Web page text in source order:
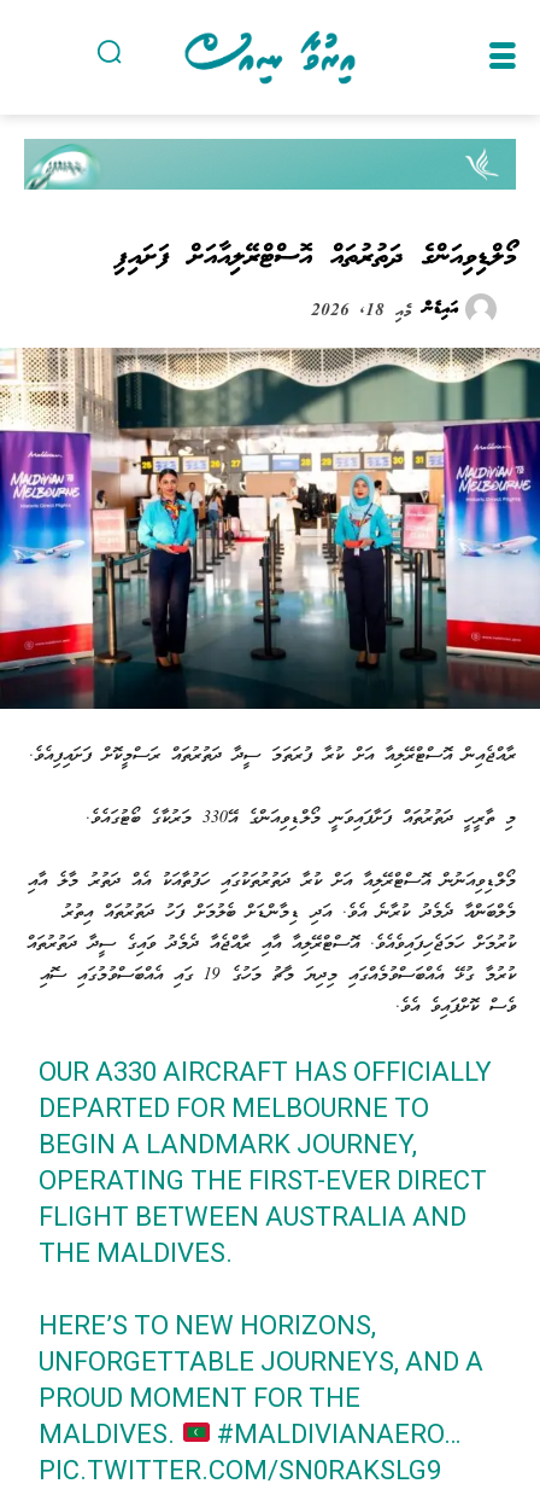
މޯލްޑިވިއަންގެ ދަތުރުތައް އޮސްޓްރޭލިއާއަށް ފަށައިފި
އައިޑެން މެއި 18, 2026
ރާއްޖެއިން އޮސްޓްރޭލިއާ އަށް ކުރާ ފުރަތަމަ ސީދާ ދަތުރުތައް ރަސްމީކޮށް ފަށައިފިއެވެ.
މި ތާރީހީ ދަތުރުތައް ފަށާފައިވަނީ މޯލްޑިވިއަންގެ އޭ330 މަރުކާގެ ބޯޓުގައެވެ.
މޯލްޑިވިއަނުން އޮސްޓްރޭލިއާ އަށް ކުރާ ދަތުރުތަކުގައި ހަފުތާއަކު އެއް ދަތުރު މާލެ އާއި
މެލްބަންއާ ދެމެދު ކުރާނެ އެވެ. އަދި ޑިމާންޑަށް ބެލުމަށް ފަހު ދަތުރުތައް އިތުރު
ކުރުމަށް ހަމަޖެހިފައިވެއެވެ. އޮސްޓްރޭލިއާ އާއި ރާއްޖެއާ ދެމެދު ވައިގެ ސީދާ ދަތުރުތައް
ކުރުމާ ގުޅޭ އެއްބަސްވުމެއްގައި މިދިޔަ މާޗު މަހުގެ 19 ގައި އެއްބަސްވުމުގައި ސޮއި
ވެސް ކޮށްފައިވެ އެވެ.
OUR A330 AIRCRAFT HAS OFFICIALLY
DEPARTED FOR MELBOURNE TO
BEGIN A LANDMARK JOURNEY,
OPERATING THE FIRST-EVER DIRECT
FLIGHT BETWEEN AUSTRALIA AND
THE MALDIVES.
HERE’S TO NEW HORIZONS,
UNFORGETTABLE JOURNEYS, AND A
PROUD MOMENT FOR THE
MALDIVES.
#MALDIVIANAERO…
PIC.TWITTER.COM/SN0RAKSLG9